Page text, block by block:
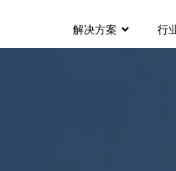
解决方案 行